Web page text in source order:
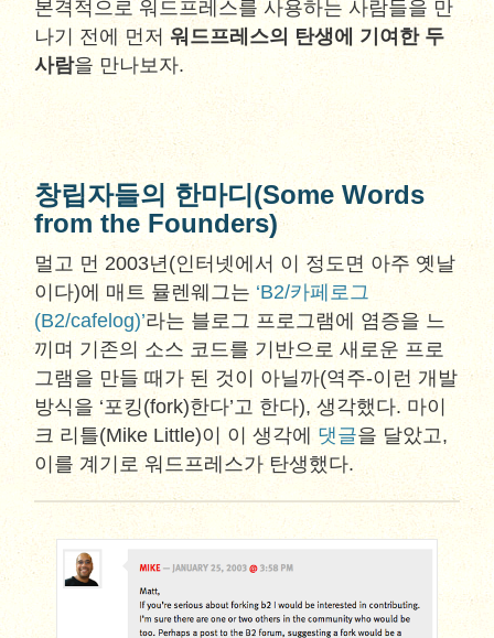
본격적으로 워드프레스를 사용하는 사람들을 만
나기 전에 먼저 워드프레스의 탄생에 기여한 두
사람을 만나보자.
창립자들의 한마디(Some Words
from the Founders)
멀고 먼 2003년(인터넷에서 이 정도면 아주 옛날
이다)에 매트 뮬렌웨그는 ‘B2/카페로그
(B2/cafelog)’라는 블로그 프로그램에 염증을 느
끼며 기존의 소스 코드를 기반으로 새로운 프로
그램을 만들 때가 된 것이 아닐까(역주-이런 개발
방식을 ‘포킹(fork)한다’고 한다), 생각했다. 마이
크 리틀(Mike Little)이 이 생각에 댓글을 달았고,
이를 계기로 워드프레스가 탄생했다.